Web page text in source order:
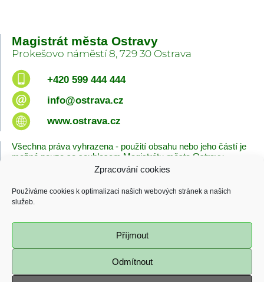
Zpracování cookies
Používáme cookies k optimalizaci našich webových stránek a našich
služeb.
Příjmout
Odmítnout
Magistrát města Ostravy
Prokešovo náměstí 8, 729 30 Ostrava
+420 599 444 444
info@ostrava.cz
www.ostrava.cz
Všechna práva vyhrazena - použití obsahu nebo jeho částí je
možné pouze se souhlasem Magistrátu města Ostravy.
Zásady cookies
Poslední změna